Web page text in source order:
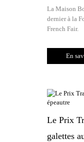
La Maison
dernier à la
French Fair.
En
Le Prix
galettes